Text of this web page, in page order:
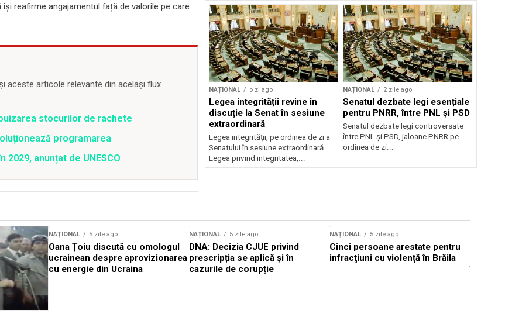
reafirme angajamentul față de valorile pe care
aceste articole relevante din același flux
stocurilor de rachete
programarea
anunțat de UNESCO
NAȚIONAL o zi ago
Legea integrității revine în
discuție la Senat în sesiune
extraordinară
Legea integrității, pe ordinea de zi a
Senatului în sesiune extraordinară
Legea privind integritatea,...
NAȚIONAL 2 zile ago
Senatul dezbate legi esențiale
pentru PNRR, între PNL și PSD
Senatul dezbate legi controversate
între PNL și PSD, jaloane PNRR pe
ordinea de zi...
NAȚIONAL 5 zile ago
Oana Țoiu discută cu omologul
ucrainean despre aprovizionarea
cu energie din Ucraina
NAȚIONAL 5 zile ago
DNA: Decizia CJUE privind
prescripția se aplică și în
cazurile de corupție
NAȚIONAL 5 zile ago
Cinci persoane arestate pentru
infracţiuni cu violenţă în Brăila